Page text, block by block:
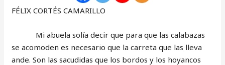
FÉLIX CORTÉS CAMARILLO
Mi abuela solía decir que para que las calabazas
se acomoden es necesario que la carreta que las lleva
ande. Son las sacudidas que los bordos y los hoyancos